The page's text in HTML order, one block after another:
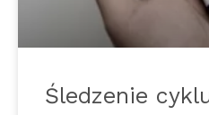
Śledzenie